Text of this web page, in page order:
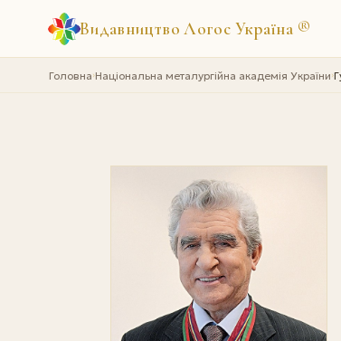
Видавництво Логос Україна ®
Головна›Національна металургійна академія України›